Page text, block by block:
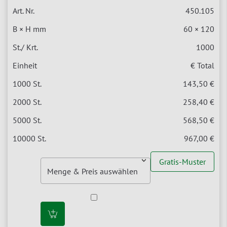
450.105
60 × 120
1000
€ Total
143,50 €
258,40 €
568,50 €
967,00 €
Gratis-Muster